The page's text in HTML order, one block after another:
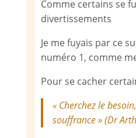
Comme certains se
divertissements
Je me fuyais par ce
numéro 1, comme
Pour se cacher
« Cherchez le
souffrance » (Dr